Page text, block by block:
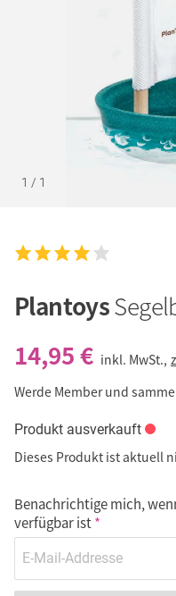
1 / 1
Plantoys
14,95 € inkl. MwSt.,
Werde Member und
Produkt ausverkauft
Dieses Produkt ist aktuell
Benachrichtige mich,
verfügbar ist